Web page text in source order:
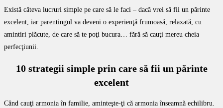
Există câteva lucruri simple pe care să le faci – dacă vrei să fii un părinte
excelent, iar parentingul va deveni o experienţă frumoasă, relaxată, cu
amintiri plăcute, de care să te poţi bucura… fără să cauţi mereu cheia
perfecţiunii.
10 strategii simple prin care să fii un părinte
excelent
Când cauţi armonia în familie, aminteşte-ţi că armonia înseamnă echilibru.